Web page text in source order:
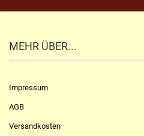
.
MEHR ÜBER...
Impressum
AGB
Versandkosten